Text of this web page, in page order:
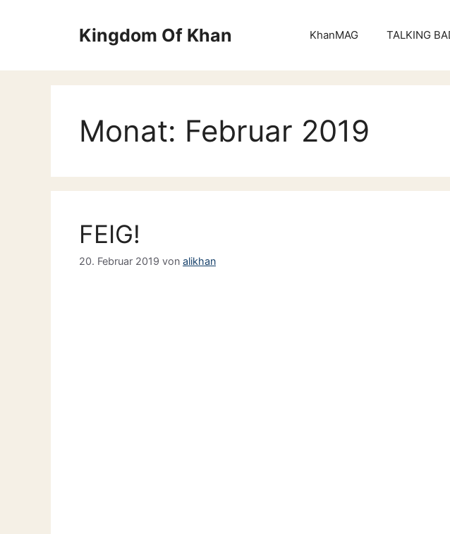
Kingdom Of Khan KhanMAG TALKING
Monat: Februar 2019
FEIG!
20. Februar 2019 von alikhan